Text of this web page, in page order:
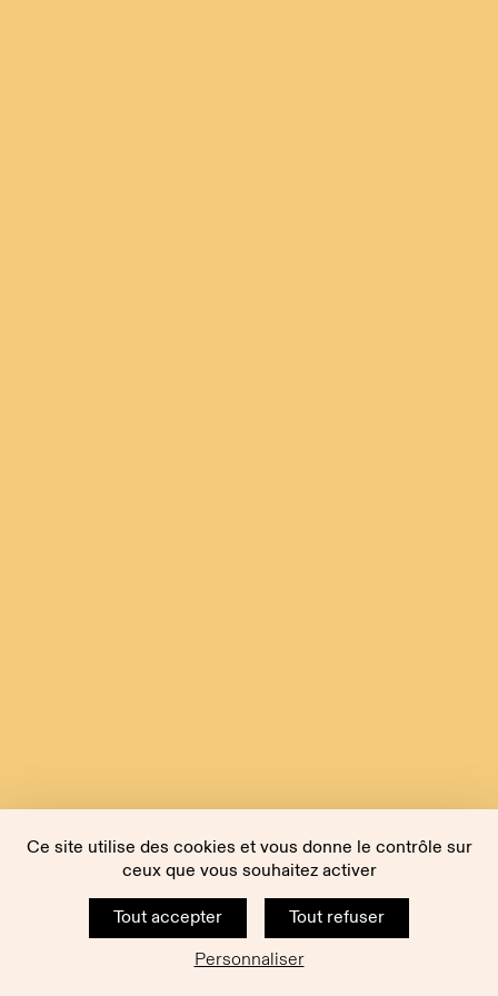
Ce site utilise des cookies et vous donne le contrôle sur
ceux que vous souhaitez activer
Tout accepter
Tout refuser
Personnaliser